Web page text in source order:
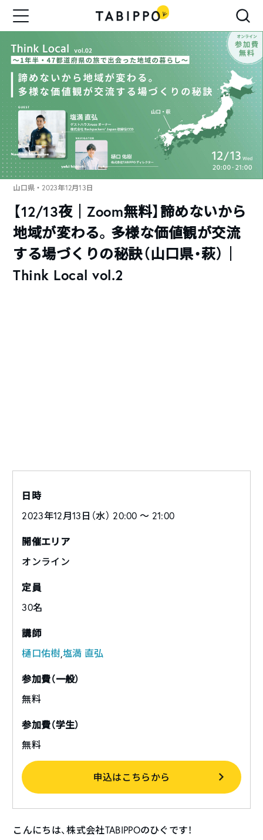
山口県 ・2023年12月13日
【12/13夜｜Zoom無料】諦めないから
地域が変わる。多様な価値観が交流
する場づくりの秘訣（山口県・萩）｜
Think Local vol.2
日時
2023年12月13日（水） 20:00 〜 21:00
開催エリア
オンライン
定員
30名
講師
樋口佑樹 ,塩満 直弘
参加費（一般）
無料
参加費（学生）
無料
申込はこちらから
こんにちは、株式会社TABIPPOのひぐです！